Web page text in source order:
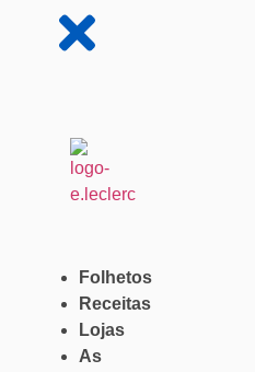
Folhetos
Receitas
Lojas
As